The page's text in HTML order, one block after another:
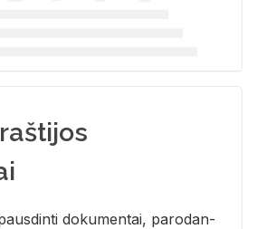
do­ku­men­tai, pa­ro­dan­